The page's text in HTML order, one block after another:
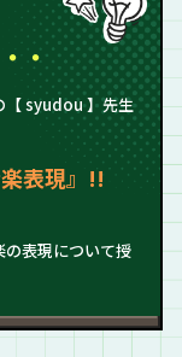
・
【 syudou 】先生
表現』!!
表現について授